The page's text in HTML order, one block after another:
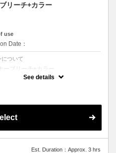
リーチ+カラー
use
Date：
について
ーブリーチ+カラー
追加（+2500円）
のインナーのカラーのみです。表面
See details
Est. Duration：Approx. 3 hrs